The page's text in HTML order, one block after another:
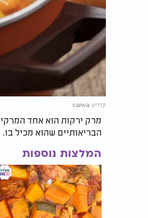
קרדיט: canva
מרק ירקות הוא אחד
הבריאותיים שהוא מכיל בו.
המלצות נוספות